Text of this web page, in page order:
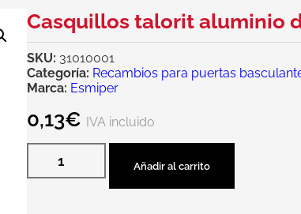
Casquillos talorit aluminio
SKU: 31010001
Categoría: Recambios para puertas
Marca: Esmiper
0,13€ IVA incluido
Añadir al carrito